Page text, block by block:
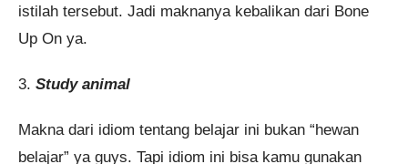
istilah tersebut. Jadi maknanya kebalikan dari Bone
Up On ya.
3. Study animal
Makna dari idiom tentang belajar ini bukan “hewan
belajar” ya guys. Tapi idiom ini bisa kamu gunakan